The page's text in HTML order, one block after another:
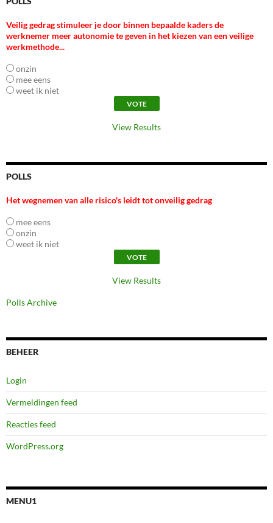
Veilig gedrag stimuleer je door binnen bepaalde kaders de
werknemer meer autonomie te geven in het kiezen van een veilige
werkmethode...
onzin
mee eens
weet ik niet
View Results
POLLS
Het wegnemen van alle risico's leidt tot onveilig gedrag
mee eens
onzin
weet ik niet
View Results
Polls Archive
BEHEER
Login
Vermeldingen feed
Reacties feed
WordPress.org
MENU1